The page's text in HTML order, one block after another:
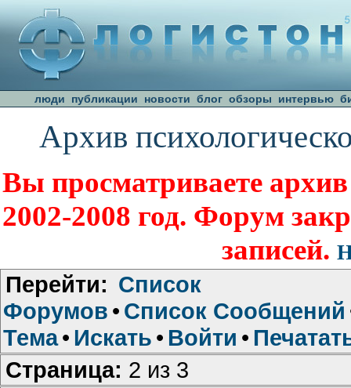
люди публикации новости блог обзоры интервью
Архив
Вы просматриваете
2002-2008 год. Форум
записей.
Перейти: Список
Форумов • Список Сообщений
Тема• Искать • Войти •
Страница: 2 из 3